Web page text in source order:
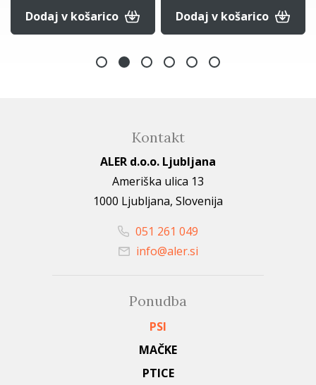
Dodaj v košarico Dodaj v košarico
Kontakt
ALER d.o.o. Ljubljana
Ameriška ulica 13
1000 Ljubljana, Slovenija
051 261 049
info@aler.si
Ponudba
PSI
MAČKE
PTICE